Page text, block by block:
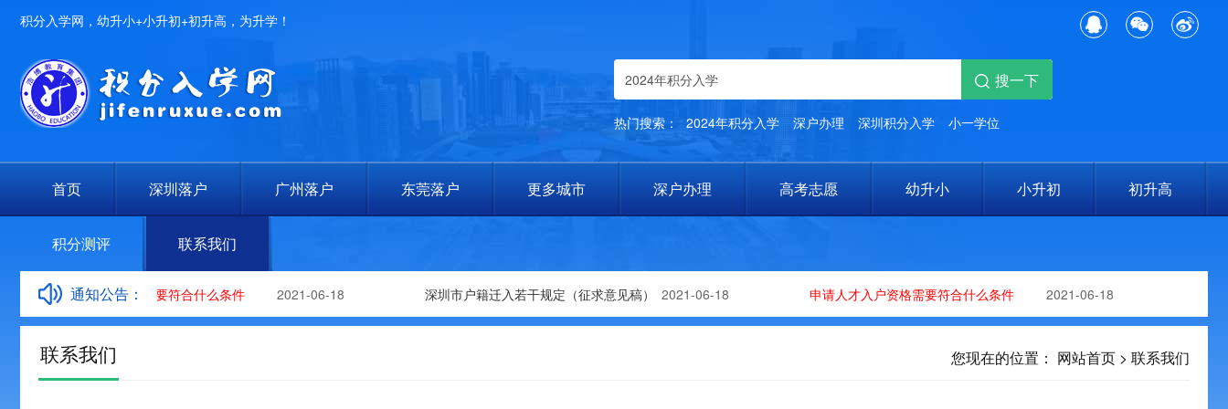
积分入学网，幼升小+小升初+初升高，为升学！
热门搜索： 2024年积分入学 深户办理 深圳积分入学 小一学位
首页 深圳落户 广州落户 东莞落户 更多城市 深户办理 高考志愿 幼升小 小升初 初升高
积分测评 联系我们
通知公告：
申请人才入户资格需要符合什么条件 2021-06-18 深圳市户籍迁入若干规定（征求意见稿） 2021-06-18 申请人才入户资格需要符合什么条件 2021-06-18
联系我们 您现在的位置： 网站首页 > 联系我们